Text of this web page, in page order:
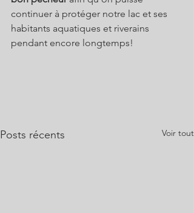
continuer à protéger notre lac et ses
habitants aquatiques et riverains
pendant encore longtemps!
Posts récents Voir tout